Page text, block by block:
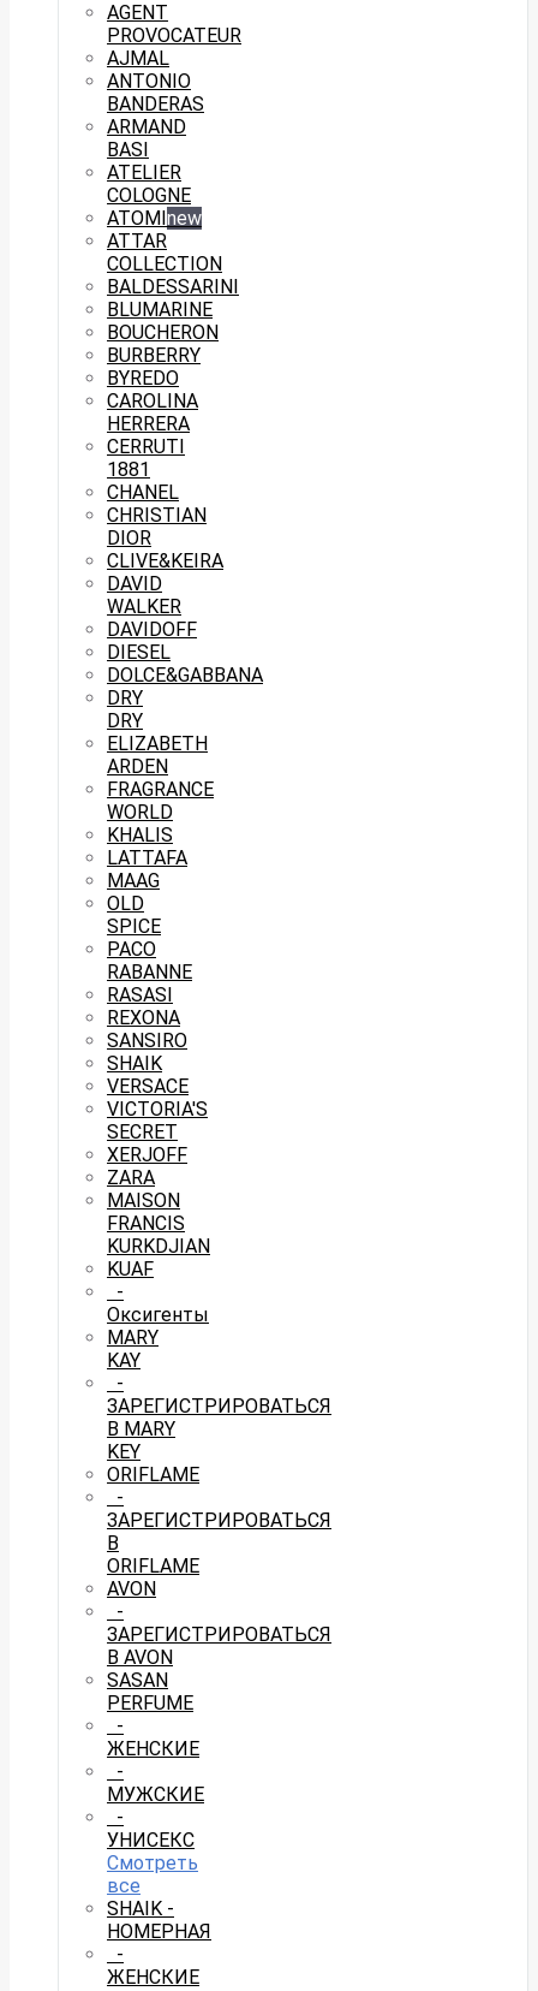
AGENT
PROVOCATEUR
AJMAL
ANTONIO
BANDERAS
ARMAND
BASI
ATELIER
COLOGNE
ATOMI new
ATTAR
COLLECTION
BALDESSARINI
BLUMARINE
BOUCHERON
BURBERRY
BYREDO
CAROLINA
HERRERA
CERRUTI
1881
CHANEL
CHRISTIAN
DIOR
CLIVE&KEIRA
DAVID
WALKER
DAVIDOFF
DIESEL
DOLCE&GABBANA
DRY
DRY
ELIZABETH
ARDEN
FRAGRANCE
WORLD
KHALIS
LATTAFA
MAAG
OLD
SPICE
PACO
RABANNE
RASASI
REXONA
SANSIRO
SHAIK
VERSACE
VICTORIA'S
SECRET
XERJOFF
ZARA
MAISON
FRANCIS
KURKDJIAN
KUAF
-
Оксигенты
MARY
KAY
-
ЗАРЕГИСТРИРОВАТЬСЯ
В MARY
KEY
ORIFLAME
-
ЗАРЕГИСТРИРОВАТЬСЯ
В
ORIFLAME
AVON
-
ЗАРЕГИСТРИРОВАТЬСЯ
В AVON
SASAN
PERFUME
-
ЖЕНСКИЕ
-
МУЖСКИЕ
-
УНИСЕКС
Смотреть
все
SHAIK -
НОМЕРНАЯ
-
ЖЕНСКИЕ